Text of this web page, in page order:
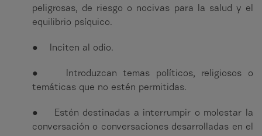
peligrosas, de riesgo o nocivas para la salud y el
equilibrio psíquico.
● Inciten al odio.
● Introduzcan temas políticos, religiosos o
temáticas que no estén permitidas.
● Estén destinadas a interrumpir o molestar la
conversación o conversaciones desarrolladas en el